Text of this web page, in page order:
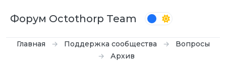
Форум Octothorp Team
Главная Поддержка сообщества
Вопросы
Архив